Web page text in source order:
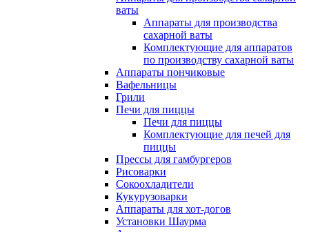
ваты
Аппараты для производства
сахарной ваты
Комплектующие для аппаратов
по производству сахарной ваты
Аппараты пончиковые
Вафельницы
Грили
Печи для пиццы
Печи для пиццы
Комплектующие для печей для
пиццы
Прессы для гамбургеров
Рисоварки
Сокоохладители
Кукурузоварки
Аппараты для хот-догов
Установки Шаурма